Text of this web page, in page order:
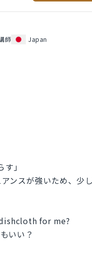
師
Japan
」
ンスが強いため、少
for me?
いい？